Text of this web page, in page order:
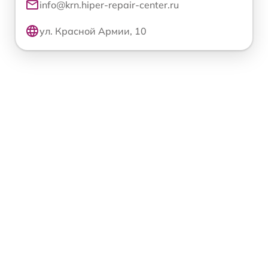
info@krn.hiper-repair-center.ru
ул. Красной Армии, 10